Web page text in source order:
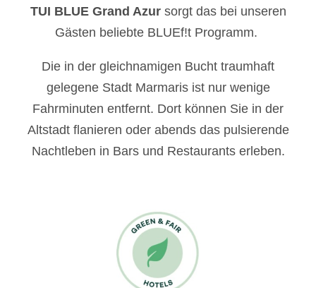
TUI BLUE Grand Azur sorgt das bei unseren
Gästen beliebte BLUEf!t Programm.
Die in der gleichnamigen Bucht traumhaft
gelegene Stadt Marmaris ist nur wenige
Fahrminuten entfernt. Dort können Sie in der
Altstadt flanieren oder abends das pulsierende
Nachtleben in Bars und Restaurants erleben.